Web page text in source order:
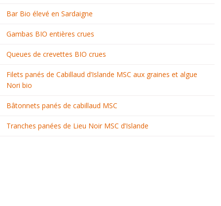
Bar Bio élevé en Sardaigne
Gambas BIO entières crues
Queues de crevettes BIO crues
Filets panés de Cabillaud d’Islande MSC aux graines et algue
Nori bio
Bâtonnets panés de cabillaud MSC
Tranches panées de Lieu Noir MSC d’Islande